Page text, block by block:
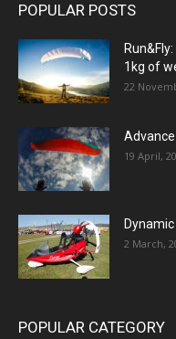
POPULAR POSTS
1kg of
22
19 April,
2 March,
POPULAR CATEGORY